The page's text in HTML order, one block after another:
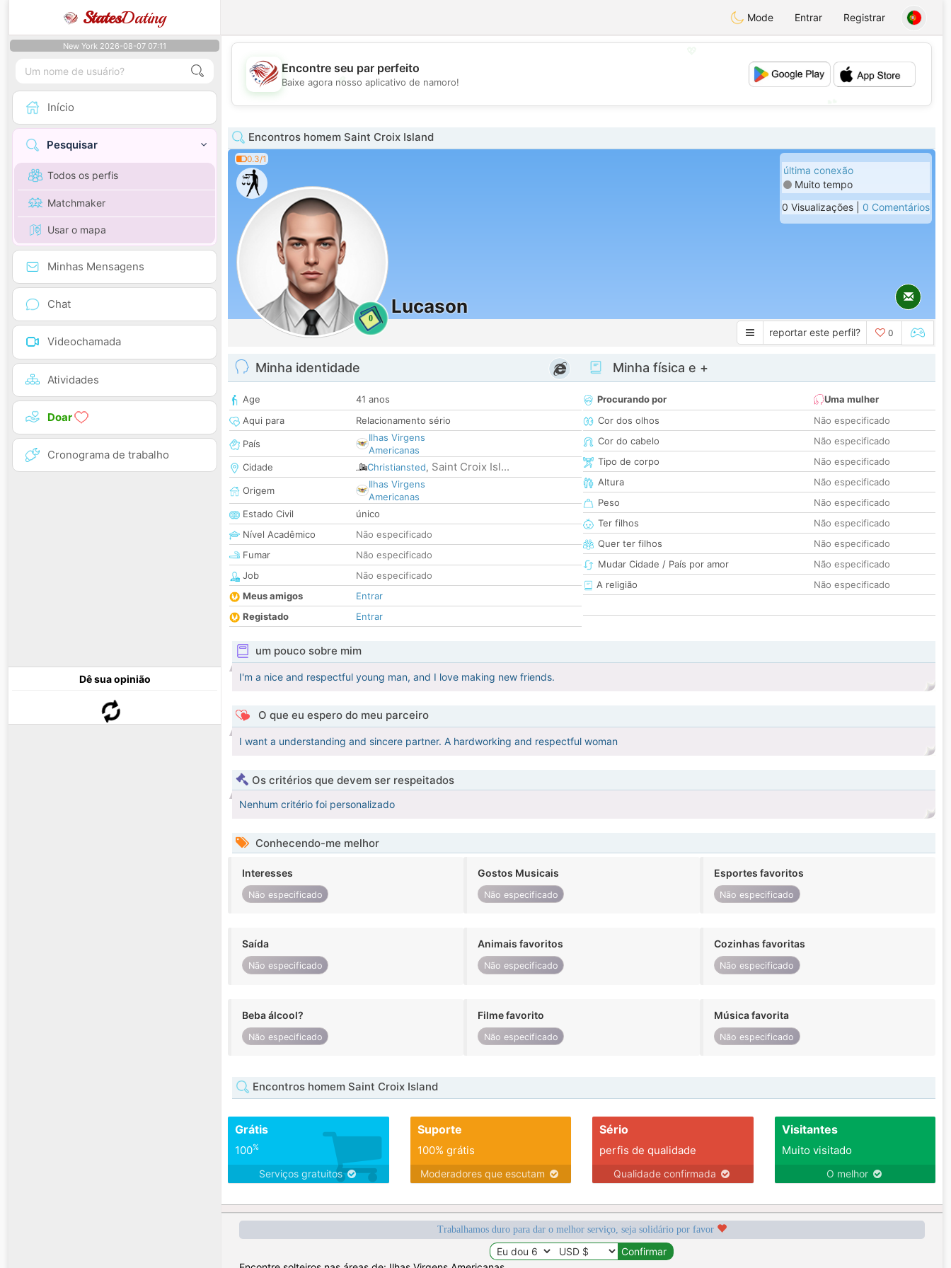
StatesDating Mode Entrar Registrar
New York 2026-08-07 07:11
Início
Pesquisar
Todos os perfis
Matchmaker
Usar o mapa
Minhas Mensagens
Chat
Videochamada
Atividades
Doar
Cronograma de trabalho
Dê sua opinião
💖
💕
Encontre seu par perfeito
Baixe agora nosso aplicativo de namoro!
Encontros homem Saint Croix Island
0.3/1
0
Lucason
última conexão
Muito tempo
0 Visualizações | 0 Comentários
reportar este perfil? 0
Minha identidade
Age
41 anos
Aqui para
Relacionamento sério
País
Ilhas Virgens
Americanas
Cidade
Christiansted, Saint Croix Isl...
Origem
Ilhas Virgens
Americanas
Estado Civil
único
Nível Acadêmico
Não especificado
Fumar
Não especificado
Job
Não especificado
Meus amigos
Entrar
Registado
Entrar
Minha física e +
Procurando por
Uma mulher
Cor dos olhos
Não especificado
Cor do cabelo
Não especificado
Tipo de corpo
Não especificado
Altura
Não especificado
Peso
Não especificado
Ter filhos
Não especificado
Quer ter filhos
Não especificado
Mudar Cidade / País por amor
Não especificado
A religião
Não especificado
um pouco sobre mim
I'm a nice and respectful young man, and I love making new friends.
O que eu espero do meu parceiro
I want a understanding and sincere partner. A hardworking and respectful woman
Os critérios que devem ser respeitados
Nenhum critério foi personalizado
Conhecendo-me melhor
Interesses
Não especificado
Gostos Musicais
Não especificado
Esportes favoritos
Não especificado
Saída
Não especificado
Animais favoritos
Não especificado
Cozinhas favoritas
Não especificado
Beba álcool?
Não especificado
Filme favorito
Não especificado
Música favorita
Não especificado
Encontros homem Saint Croix Island
Grátis
100%
Serviços gratuitos
Suporte
100% grátis
Moderadores que escutam
Sério
perfis de qualidade
Qualidade confirmada
Visitantes
Muito visitado
O melhor
Trabalhamos duro para dar o melhor serviço, seja solidário por favor